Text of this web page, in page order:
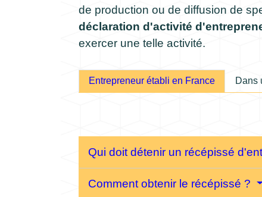
de production ou de diffusion de
déclaration d'activité
exercer une telle activité.
Entrepreneur établi en France Dans
Qui doit détenir un récépissé
Comment obtenir le récépissé ?